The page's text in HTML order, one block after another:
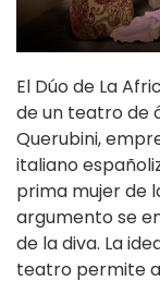
El Dúo de La
de un teatro de
Querubini,
italiano
prima mujer de
argumento se
de la diva. La
teatro permite